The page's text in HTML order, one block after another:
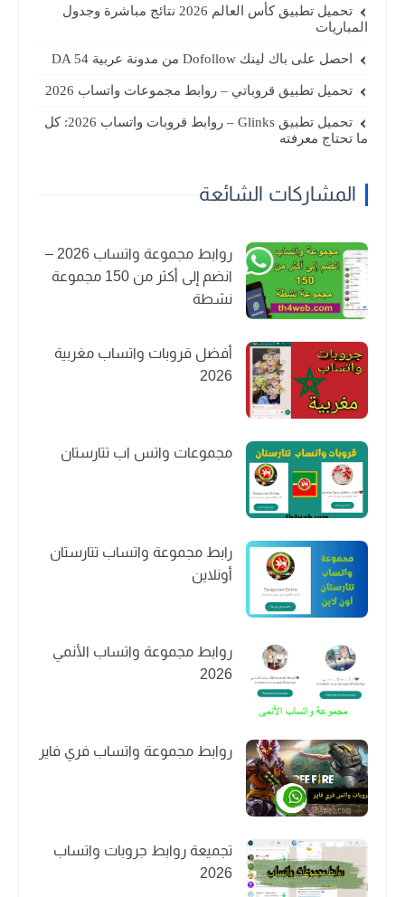
تحميل تطبيق كأس العالم 2026 نتائج مباشرة وجدول
المباريات
احصل على باك لينك Dofollow من مدونة عربية DA 54
تحميل تطبيق قروباتي – روابط مجموعات واتساب 2026
تحميل تطبيق Glinks – روابط قروبات واتساب 2026: كل
ما تحتاج معرفته
المشاركات الشائعة
روابط مجموعة واتساب 2026 –
انضم إلى أكثر من 150 مجموعة
نشطة
أفضل قروبات واتساب مغربية
2026
مجموعات واتس اب تتارستان
رابط مجموعة واتساب تتارستان
أونلاين
روابط مجموعة واتساب الأنمي
2026
روابط مجموعة واتساب فري فاير
تجميعة روابط جروبات واتساب
2026